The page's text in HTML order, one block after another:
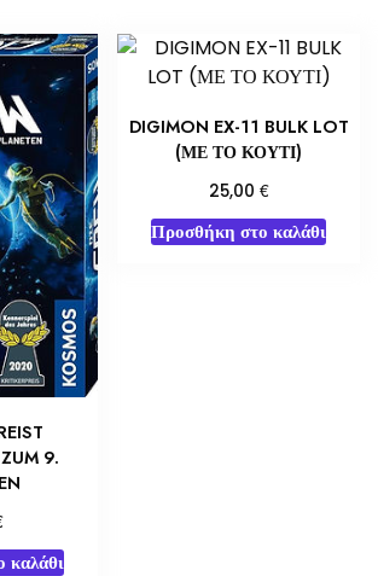
9.
καλάθι
DIGIMON EX-11 BULK LOT
(ΜΕ ΤΟ ΚΟΥΤΙ)
25,00 €
Προσθήκη στο καλάθι